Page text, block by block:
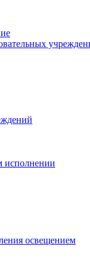
исполнении
освещением